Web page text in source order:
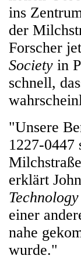
ins
der
Forscher
Society in
schnell,
"Unsere
1227-
erklärt
Technology
einer
nahe
wurde."